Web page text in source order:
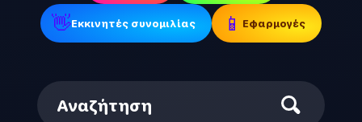
👋Εκκινητές συνομιλίας 📱 Εφαρμογές
Αναζήτηση